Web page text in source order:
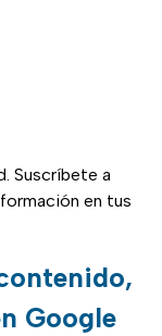
Suscríbete a
en tus
Google